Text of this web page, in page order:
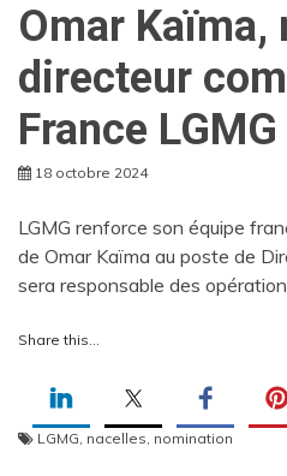
Omar Kaïma,
directeur
France LGMG
18 octobre 2024
LGMG renforce son équipe
de Omar Kaïma au poste de
sera responsable des
Share this...
LGMG, nacelles, nomination